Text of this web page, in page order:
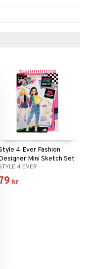
4 Ever Fashion
Mini Sketch Set
4 EVER
kr